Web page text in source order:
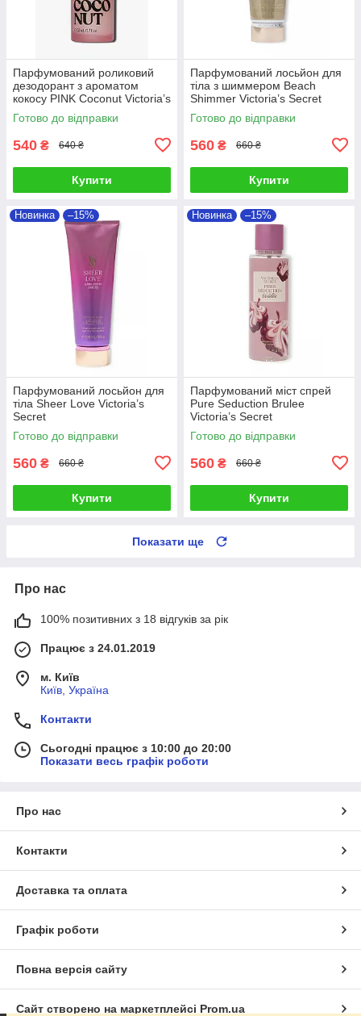
Парфумований роликовий
дезодорант з ароматом
кокосу PINK Coconut Victoria’s
Secret
Готово до відправки
540 ₴ 640 ₴
Купити
Парфумований лосьйон для
тіла з шиммером Beach
Shimmer Victoria’s Secret
Готово до відправки
560 ₴ 660 ₴
Купити
Новинка –15%
Парфумований лосьйон для
тіла Sheer Love Victoria’s
Secret
Готово до відправки
560 ₴ 660 ₴
Купити
Новинка –15%
Парфумований міст спрей
Pure Seduction Brulee
Victoria’s Secret
Готово до відправки
560 ₴ 660 ₴
Купити
Показати ще
Про нас
100% позитивних з 18 відгуків за рік
Працює з 24.01.2019
м. Київ
Київ, Україна
Контакти
Сьогодні працює з 10:00 до 20:00
Показати весь графік роботи
Про нас
Контакти
Доставка та оплата
Графік роботи
Повна версія сайту
Сайт створено на маркетплейсі Prom.ua